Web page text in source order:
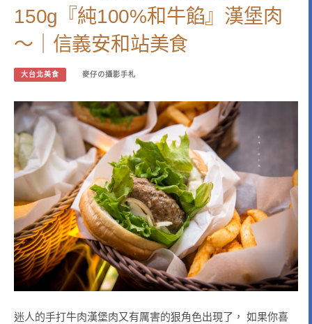
150g『純100%和牛餡』漢堡肉
～｜信義安和站美食
大台北美食 麥仔の攝影手札
迷人的手打牛肉漢堡肉又有厲害的狠角色出現了， 如果你喜